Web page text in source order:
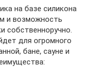
на базе силикона
и возможность
собственноручно.
для огромного
бане, сауне и